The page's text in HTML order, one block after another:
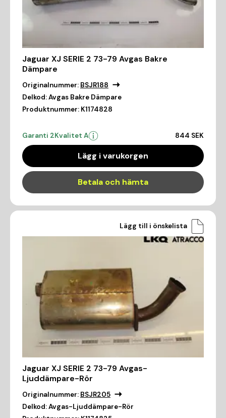
Jaguar XJ SERIE 2 73-79 Avgas Bakre
Dämpare
Originalnummer: BSJR188
Delkod:Avgas Bakre Dämpare
Produktnummer: K1174828
Garanti 2Kvalitet A 844 SEK
Lägg i varukorgen
Betala och hämta
Lägg till i önskelista
Jaguar XJ SERIE 2 73-79 Avgas-
Ljuddämpare-Rör
Originalnummer: BSJR205
Delkod:Avgas-Ljuddämpare-Rör